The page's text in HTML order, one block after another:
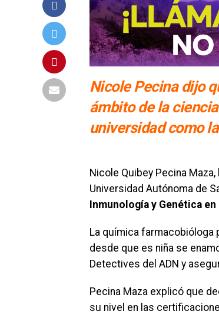
Nicole Pecina dijo
ámbito de la
universidad como
Nicole Quibey Pecina
Universidad Autónoma de
Inmunología y Genética
La química farmacobióloga
desde que es niña se
Detectives del ADN y
Pecina Maza explicó que
su nivel en las